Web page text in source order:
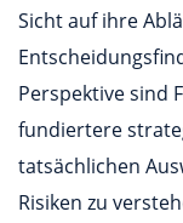
Sicht auf ihre
Perspektive sind
fundiertere
tatsächlichen
Risiken zu